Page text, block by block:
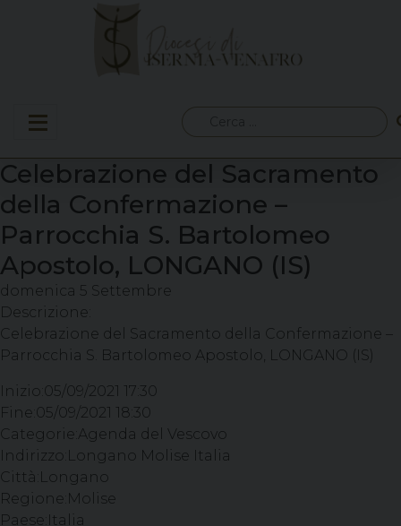
per:
Celebrazione del Sacramento
della Confermazione –
Parrocchia S. Bartolomeo
Apostolo, LONGANO (IS)
domenica 5 Settembre
Descrizione:
Celebrazione del Sacramento della Confermazione –
Parrocchia S. Bartolomeo Apostolo, LONGANO (IS)
Inizio: 05/09/2021 17:30
Fine: 05/09/2021 18:30
Categorie: Agenda del Vescovo
Indirizzo: Longano Molise Italia
Città: Longano
Regione: Molise
Paese: Italia